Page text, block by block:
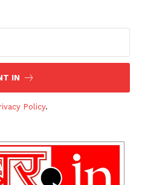
IN
Policy.